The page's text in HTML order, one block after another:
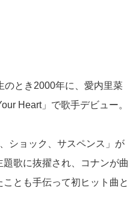
のとき2000年に、愛内里菜
Heart」で歌手デビュー。
ショック、サスペンス」が
歌に抜擢され、コナンが曲
とも手伝って初ヒット曲と